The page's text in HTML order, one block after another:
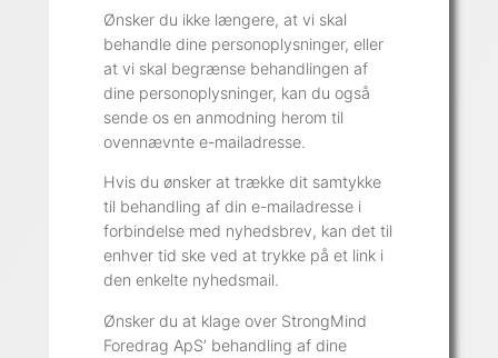
Ønsker du ikke længere, at vi skal
behandle dine personoplysninger, eller
at vi skal begrænse behandlingen af
dine personoplysninger, kan du også
sende os en anmodning herom til
ovennævnte e-mailadresse.
Hvis du ønsker at trække dit samtykke
til behandling af din e-mailadresse i
forbindelse med nyhedsbrev, kan det til
enhver tid ske ved at trykke på et link i
den enkelte nyhedsmail.
Ønsker du at klage over StrongMind
Foredrag ApS’ behandling af dine